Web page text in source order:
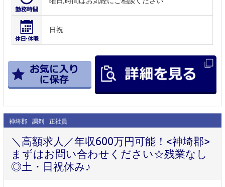
日祝
神埼郡 調剤 正社員
＼高額求人／年収600万円可能！<神埼郡>
まずはお問い合わせください☆残業なし
◎土・日祝休み♪